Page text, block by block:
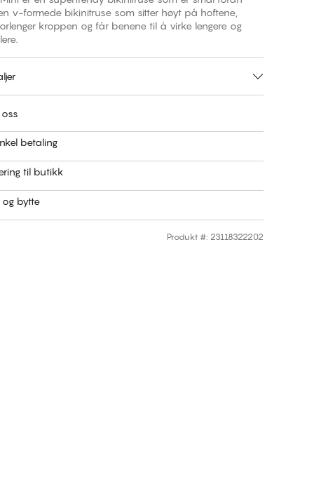
v-formede bikinitruse som sitter høyt på hoftene,
kroppen og får benene til å virke lengere og
betaling
til butikk
og bytte
Produkt #: 23118322202